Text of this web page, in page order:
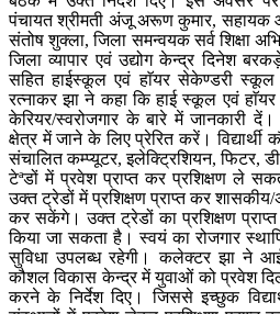
पंचायत श्रीमती अंजू अरूण कुमार, सहायक
संतोष शुक्ला, जिला समन्वयक सर्व शिक्षा
जिला व्यापार एवं उद्योग केन्द्र दिनेश
सहित हाईस्कूल एवं हाॅयर सेकेण्डरी
रत्नाकर झा ने कहा कि हाई स्कूल एवं हाॅयर
केरियर/स्वरोजगार के बारे में जानकारी दें।
क्षेत्र में जाने के लिए प्रेरित करें।
संचालित कम्प्यूटर, इलेक्ट्रिशियन, फिटर,
टेªडों में प्रवेश प्राप्त कर प्रशिक्षण ले
उक्त ट्रेडों में प्रशिक्षण प्राप्त कर
कर सकेंगे। उक्त ट्रेडों का प्रशिक्षण
किया जा सकता है। स्वयं का रोजगार
सुविधा उपलब्ध रहेगी। कलेक्टर झा ने
कौशल विकास केन्द्र में युवाओं को प्रवेश
करने के निर्देश दिए। जिससे इच्छुक